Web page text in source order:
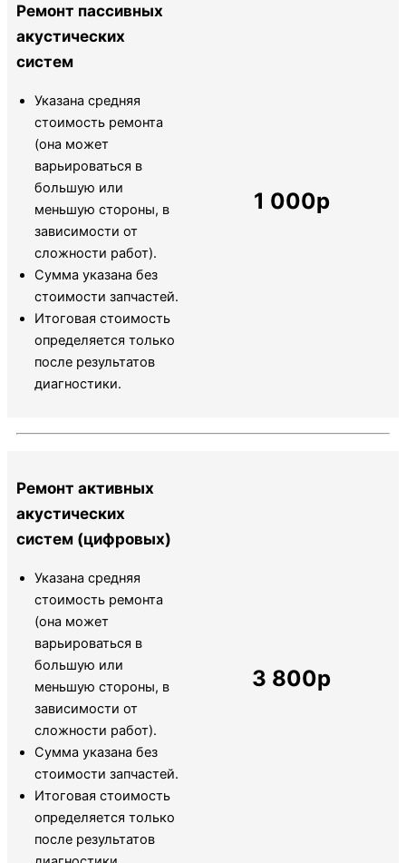
Ремонт пассивных
акустических
систем
Указана средняя
стоимость ремонта
(она может
варьироваться в
большую или
меньшую стороны, в
зависимости от
сложности работ).
Сумма указана без
стоимости запчастей.
Итоговая стоимость
определяется только
после результатов
диагностики.
1 000р
Ремонт активных
акустических
систем (цифровых)
Указана средняя
стоимость ремонта
(она может
варьироваться в
большую или
меньшую стороны, в
зависимости от
сложности работ).
Сумма указана без
стоимости запчастей.
Итоговая стоимость
определяется только
после результатов
3 800р